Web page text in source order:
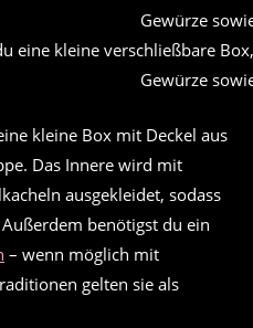
eine kleine verschließbare
Gewürze
kleine Box mit Deckel aus
Das Innere wird mit
ausgekleidet, sodass
benötigst du ein
– wenn möglich mit
gelten sie als